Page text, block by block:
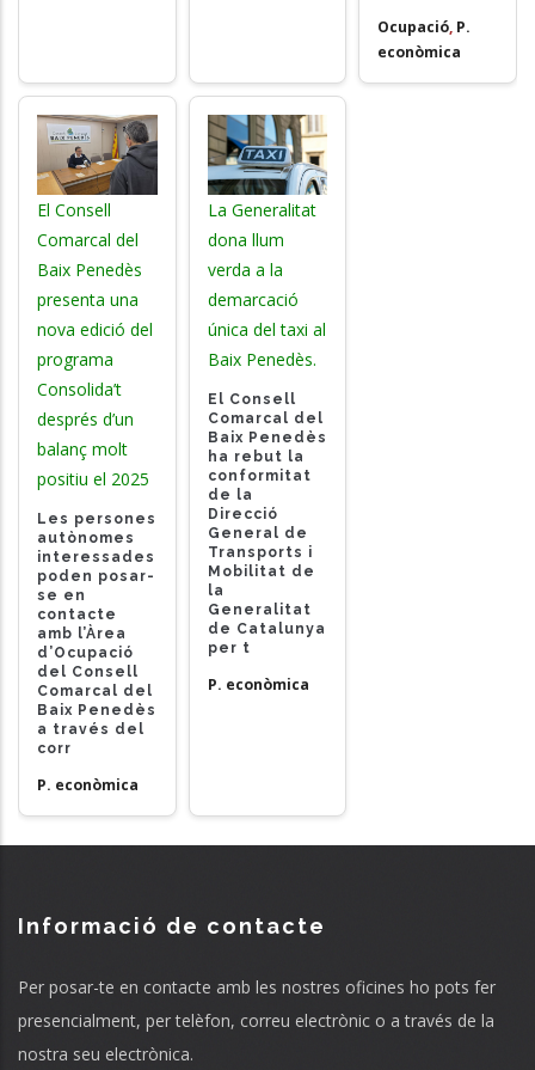
Ocupació, P.
econòmica
El Consell
Comarcal del
Baix Penedès
presenta una
nova edició del
programa
Consolida’t
després d’un
balanç molt
positiu el 2025
Les persones
autònomes
interessades
poden posar-
se en
contacte
amb l’Àrea
d’Ocupació
del Consell
Comarcal del
Baix Penedès
a través del
corr
P. econòmica
La Generalitat
dona llum
verda a la
demarcació
única del taxi al
Baix Penedès.
El Consell
Comarcal del
Baix Penedès
ha rebut la
conformitat
de la
Direcció
General de
Transports i
Mobilitat de
la
Generalitat
de Catalunya
per t
P. econòmica
Informació de contacte
Per posar-te en contacte amb les nostres oficines ho pots fer
presencialment, per telèfon, correu electrònic o a través de la
nostra seu electrònica.